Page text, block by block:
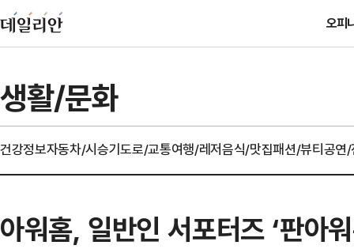
오피
생활/문화
건강정보자동차/시승기도로/교통여행/레저음식/맛집패션/뷰티공연
아워홈, 일반인 서포터즈 ‘판아